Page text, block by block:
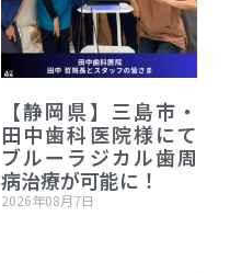
【静岡県】三島市・
田中歯科医院様にて
ブルーラジカル歯周
病治療が可能に！
2026年08月7日